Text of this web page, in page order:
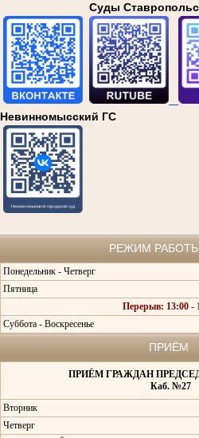
Суды
Невинномысский ГС
РЕЖИМ
Понедельник - Четверг
Пятница
Перерыв: 13:00 -
Суббота - Воскресенье
ПРИЁМ
ПРИЁМ ГРАЖДАН
Каб. №27
Вторник
Четверг